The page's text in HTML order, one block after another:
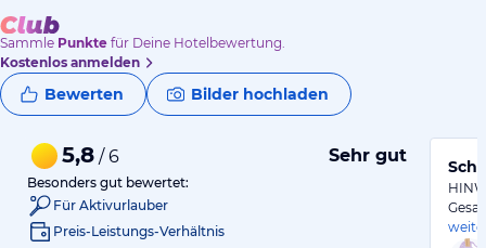
Sammle Punkte für Deine Hotelbewertung.
Kostenlos anmelden
Bewerten Bilder hochladen
5,8 / 6 Sehr gut
Besonders gut bewertet:
Für Aktivurlauber
Preis-Leistungs-Verhältnis